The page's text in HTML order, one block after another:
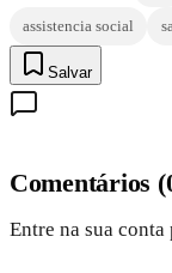
assistencia social
Salvar
Comentários (
Entre na sua conta